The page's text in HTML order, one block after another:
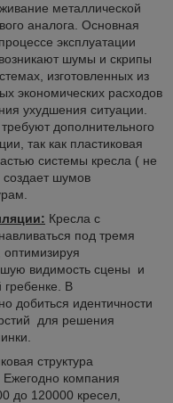
металлической
аналога. Основная
эксплуатации
шумы и скрипы
изготовленных из
экономических расходов
ухудшения ситуации.
дополнительного
так как пластиковая
системы кресла ( не
создает шумов
Кресла с
под тремя
видимость сцены и
В
добиться идентичности
для решения
структура
Ежегодно компания
до 120000 кресел,